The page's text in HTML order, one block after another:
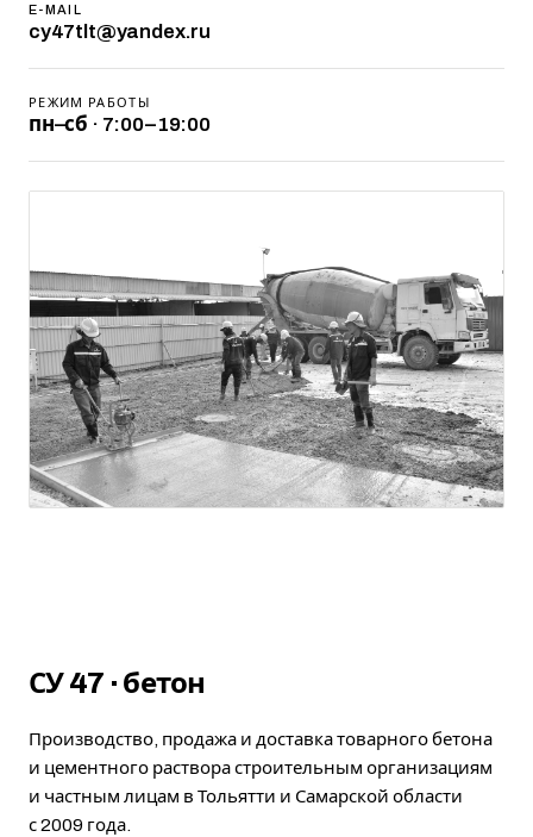
E-MAIL
cy47tlt@yandex.ru
РЕЖИМ РАБОТЫ
пн–сб · 7:00–19:00
СУ 47 · бетон
Производство, продажа и доставка товарного бетона
и цементного раствора строительным организациям
и частным лицам в Тольятти и Самарской области
с 2009 года.